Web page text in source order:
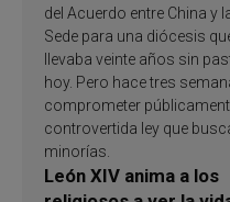
del Acuerdo entre China y
Sede para una diócesis
llevaba veinte años sin
hoy. Pero hace tres
comprometer
controvertida ley que
minorías.
León XIV anima a los